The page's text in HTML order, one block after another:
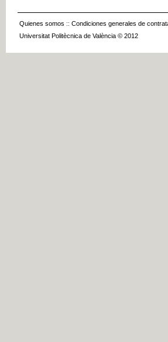
Quienes somos :: Condiciones generales de
Universitat Politècnica de València © 2012